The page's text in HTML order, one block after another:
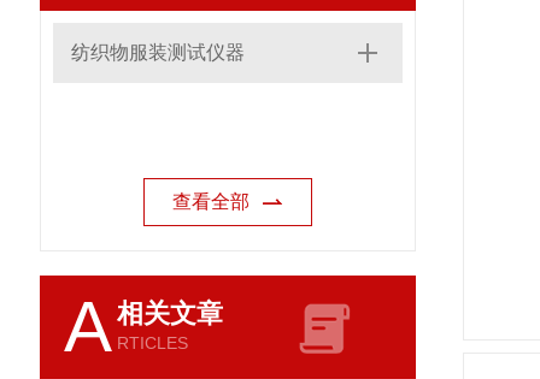
纺织物服装测试仪器
查看全部
A相关文章
RTICLES